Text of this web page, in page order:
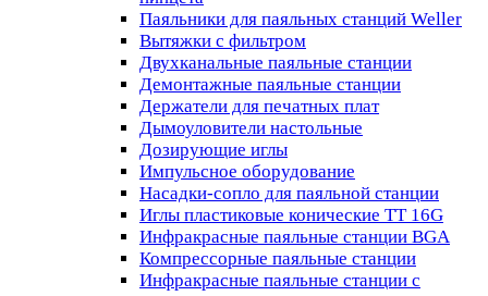
Паяльники для паяльных станций Weller
Вытяжки с фильтром
Двухканальные паяльные станции
Демонтажные паяльные станции
Держатели для печатных плат
Дымоуловители настольные
Дозирующие иглы
Импульсное оборудование
Насадки-сопло для паяльной станции
Иглы пластиковые конические TT 16G
Инфракрасные паяльные станции BGA
Компрессорные паяльные станции
Инфракрасные паяльные станции с